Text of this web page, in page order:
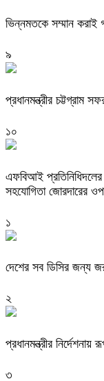
ভিন্নমতকে সম্মান করাই
৯
প্রধানমন্ত্রীর চট্টগ্রাম
১০
এফবিআই
সহযোগিতা জোরদারের
১
দেশের সব ডিসির জন্য
২
প্রধানমন্ত্রীর
৩